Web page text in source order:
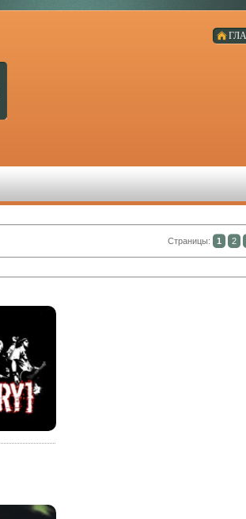
Страницы: 1 2